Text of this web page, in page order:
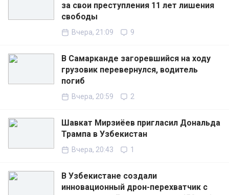
за свои преступления 11 лет лишения
свободы
Вчера, 21:09 9
В Самарканде загоревшийся на ходу
грузовик перевернулся, водитель
погиб
Вчера, 20:59 2
Шавкат Мирзиёев пригласил Дональда
Трампа в Узбекистан
Вчера, 20:43 1
В Узбекистане создали
инновационный дрон-перехватчик с